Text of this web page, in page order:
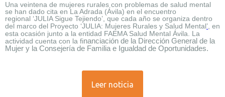
Una veintena de mujeres rurales con problemas de salud mental
se han dado cita en La Adrada (Ávila) en el encuentro
regional ‘JULIA Sigue Tejiendo’ , que cada año se organiza dentro
del marco del Proyecto ‘JULIA: Mujeres Rurales y Salud Mental’ , en
esta ocasión junto a la entidad FAEMA Salud Mental Ávila. La
actividad cuenta con la financiación de la Dirección General de la
Mujer y la Consejería de Familia e Igualdad de Oportunidades.
Leer noticia